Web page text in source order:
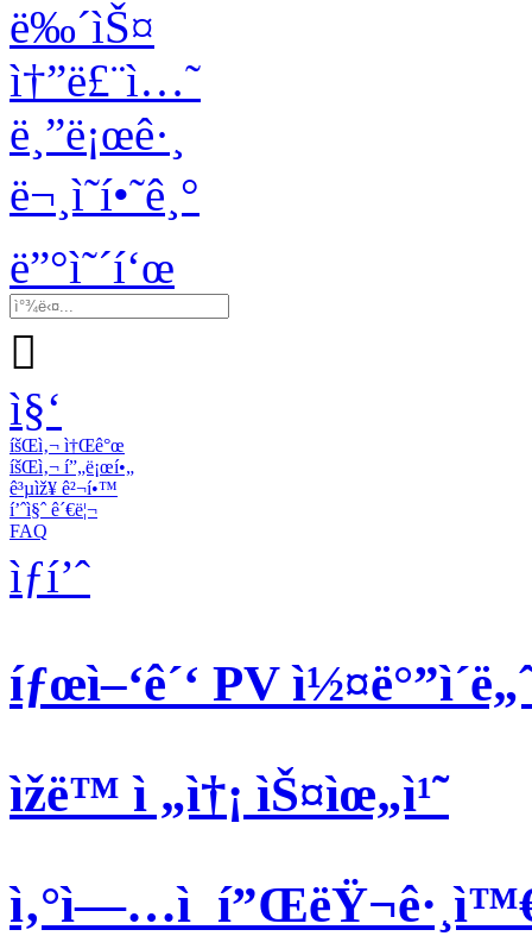
ë‰´ìŠ¤
ì†”ë£¨ì…˜
ë¸”ë¡œê·¸
ë¬¸ì˜í•˜ê¸°
ë”°ì˜´í‘œ

ì§‘
íšŒì‚¬ ì†Œê°œ
íšŒì‚¬ í”„ë¡œí•„
ê³µìž¥ ê²¬í•™
í’ˆì§ˆ ê´€ë¦¬
FAQ
ìƒí’ˆ
íƒœì–‘ê´‘ PV
ìžë™ ì „ì†¡ ìŠ¤ìœ„ì¹˜
ì‚°ì—…ì 